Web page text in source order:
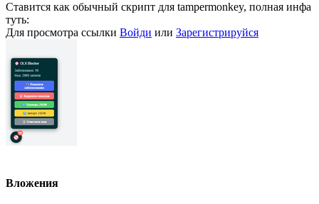
Ставится как обычный скрипт для tampermonkey, полная инфа
туть:
Для просмотра ссылки Войди или Зарегистрируйся
Вложения